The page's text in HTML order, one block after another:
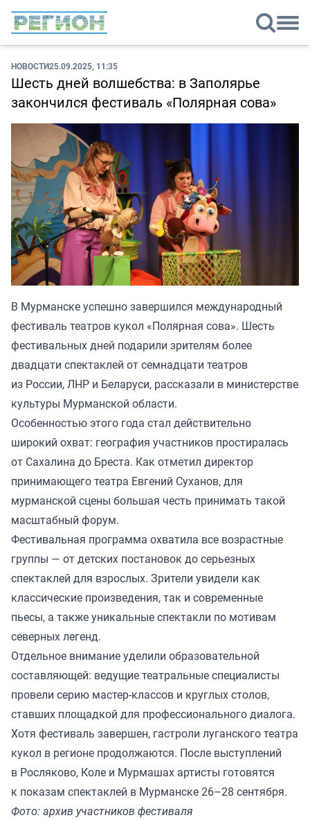
НОВОСТИ25.09.2025, 11:35
Шесть дней волшебства: в Заполярье
закончился фестиваль «Полярная сова»
В Мурманске успешно завершился международный
фестиваль театров кукол «Полярная сова». Шесть
фестивальных дней подарили зрителям более
двадцати спектаклей от семнадцати театров
из России, ЛНР и Беларуси, рассказали в министерстве
культуры Мурманской области.
Особенностью этого года стал действительно
широкий охват: география участников простиралась
от Сахалина до Бреста. Как отметил директор
принимающего театра Евгений Суханов, для
мурманской сцены большая честь принимать такой
масштабный форум.
Фестивальная программа охватила все возрастные
группы — от детских постановок до серьезных
спектаклей для взрослых. Зрители увидели как
классические произведения, так и современные
пьесы, а также уникальные спектакли по мотивам
северных легенд.
Отдельное внимание уделили образовательной
составляющей: ведущие театральные специалисты
провели серию мастер-классов и круглых столов,
ставших площадкой для профессионального диалога.
Хотя фестиваль завершен, гастроли луганского театра
кукол в регионе продолжаются. После выступлений
в Росляково, Коле и Мурмашах артисты готовятся
к показам спектаклей в Мурманске 26–28 сентября.
Фото: архив участников фестиваля